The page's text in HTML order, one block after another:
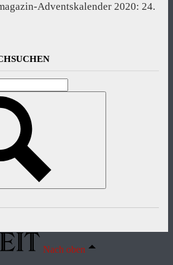
Adventskalender 2020: 24.
Nach oben